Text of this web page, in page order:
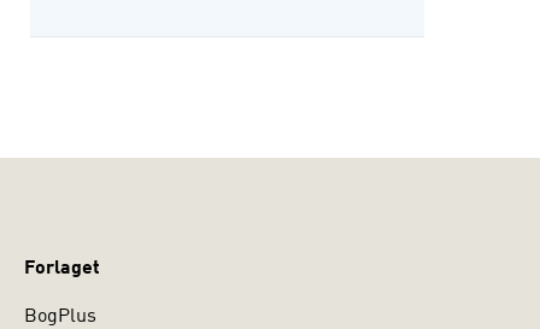
Forlaget
BogPlus